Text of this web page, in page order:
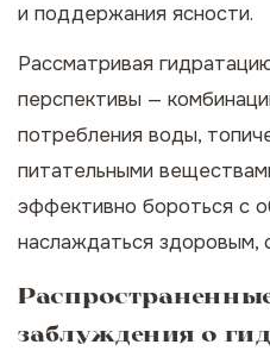
и поддержания ясности.
Рассматривая
перспективы —
потребления воды,
питательными
эффективно бороться с
наслаждаться
заблуждения о